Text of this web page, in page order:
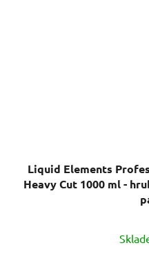
Liquid Elements
Heavy Cut 1000 ml -